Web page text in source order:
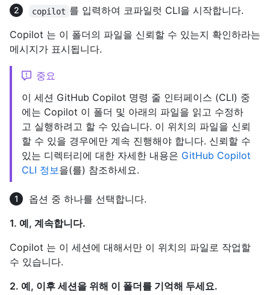
copilot 를 입력하여 코파일럿 CLI을 시작합니다.
Copilot 는 이 폴더의 파일을 신뢰할 수 있는지 확인하라는
메시지가 표시됩니다.
중요
이 세션 GitHub Copilot 명령 줄 인터페이스 (CLI) 중
에는 Copilot 이 폴더 및 아래의 파일을 읽고 수정하
고 실행하려고 할 수 있습니다. 이 위치의 파일을 신뢰
할 수 있을 경우에만 계속 진행해야 합니다. 신뢰할 수
있는 디렉터리에 대한 자세한 내용은 GitHub Copilot
CLI 정보을(를) 참조하세요.
옵션 중 하나를 선택합니다.
1. 예, 계속합니다.
Copilot 는 이 세션에 대해서만 이 위치의 파일로 작업할
수 있습니다.
2. 예, 이후 세션을 위해 이 폴더를 기억해 두세요.